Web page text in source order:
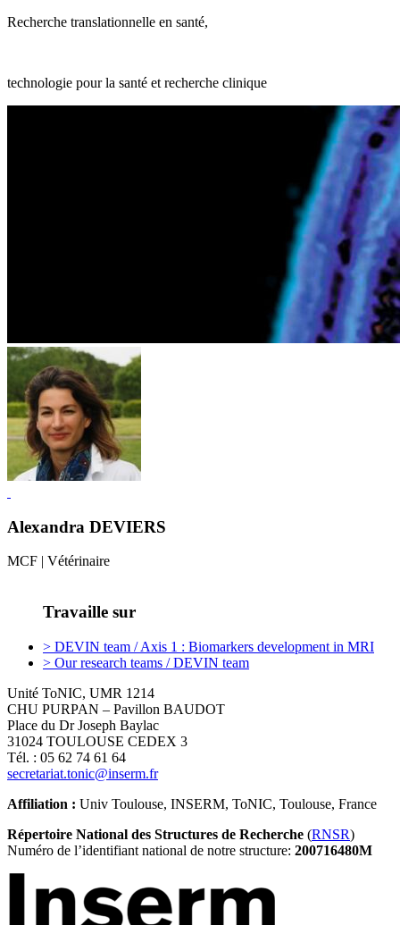
Recherche translationnelle en santé,
technologie pour la santé et recherche clinique
Alexandra DEVIERS
MCF | Vétérinaire
Travaille sur
> DEVIN team / Axis 1 : Biomarkers development in MRI
> Our research teams / DEVIN team
Unité ToNIC, UMR 1214
CHU PURPAN – Pavillon BAUDOT
Place du Dr Joseph Baylac
31024 TOULOUSE CEDEX 3
Tél. : 05 62 74 61 64
secretariat.tonic@inserm.fr
Affiliation : Univ Toulouse, INSERM, ToNIC, Toulouse, France
Répertoire National des Structures de Recherche (RNSR)
Numéro de l’identifiant national de notre structure: 200716480M